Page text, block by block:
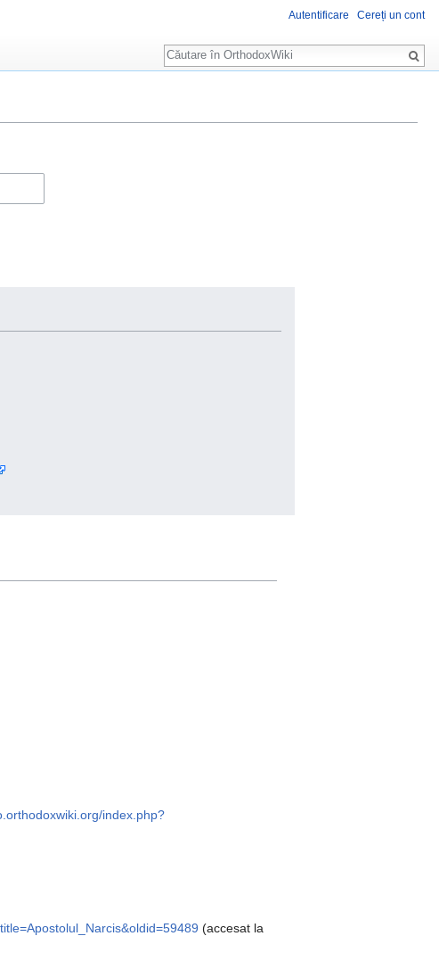
index.php?
(accesat la
Autentificare Cereți un cont
Căutare